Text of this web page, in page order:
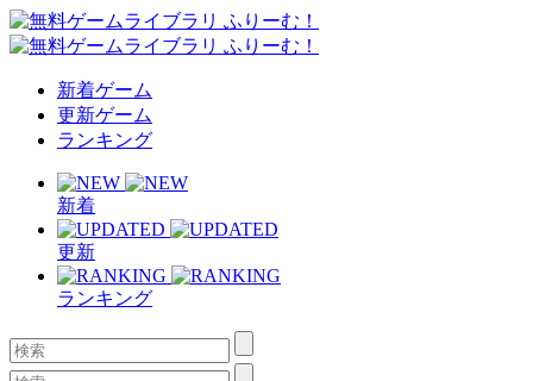
新着ゲーム
更新ゲーム
ランキング
新着
更新
ランキング